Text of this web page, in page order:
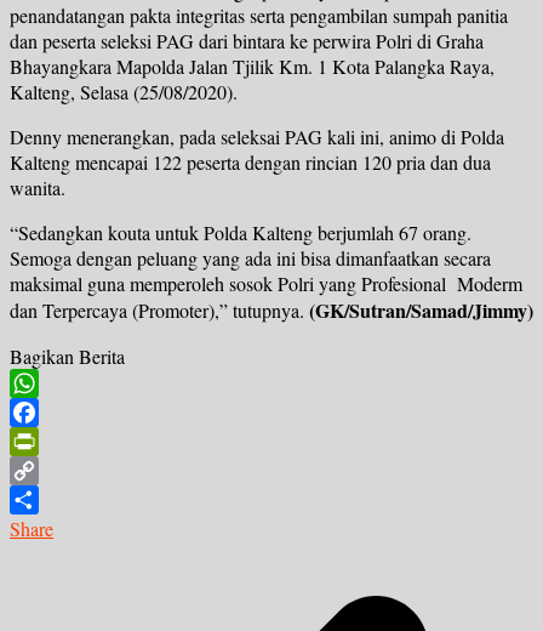
penandatangan pakta integritas serta pengambilan sumpah panitia
dan peserta seleksi PAG dari bintara ke perwira Polri di Graha
Bhayangkara Mapolda Jalan Tjilik Km. 1 Kota Palangka Raya,
Kalteng, Selasa (25/08/2020).
Denny menerangkan, pada seleksai PAG kali ini, animo di Polda
Kalteng mencapai 122 peserta dengan rincian 120 pria dan dua
wanita.
“Sedangkan kouta untuk Polda Kalteng berjumlah 67 orang.
Semoga dengan peluang yang ada ini bisa dimanfaatkan secara
maksimal guna memperoleh sosok Polri yang Profesional Moderm
dan Terpercaya (Promoter),” tutupnya. (GK/Sutran/Samad/Jimmy)
Bagikan Berita
WhatsApp
Facebook
PrintFriendly
Copy
Link
Share